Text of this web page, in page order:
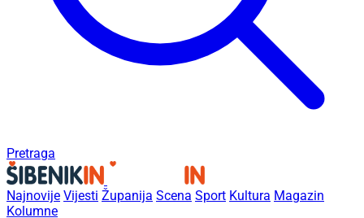
Pretraga
Najnovije Vijesti Županija Scena Sport Kultura Magazin
Kolumne